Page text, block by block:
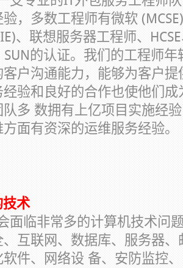
，多数工程师有微软
、联想服务器工程师、
SUN的认证。我们的工程师
户沟通能力，能够为客户
验和良好的合作也使他们
多 数拥有上亿项目实施经
面有资深的运维服务经验。
术
非常多的计算机技术问题
互联网、数据库、服务器
件、网络设 备、安防监控